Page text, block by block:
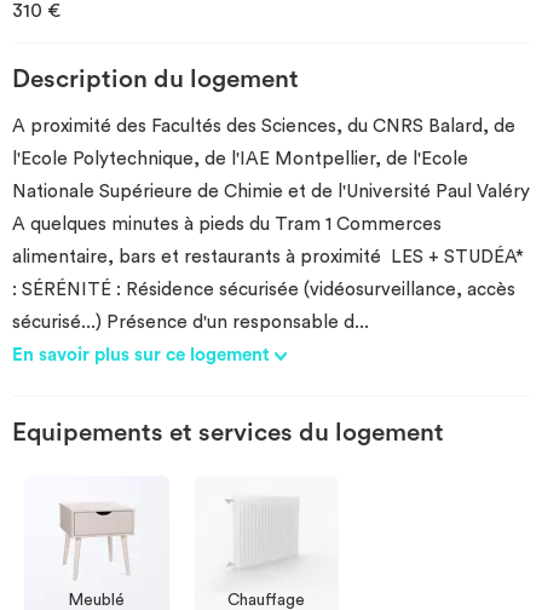
310 €
Description du logement
A proximité des Facultés des Sciences, du CNRS Balard, de
l'Ecole Polytechnique, de l'IAE Montpellier, de l'Ecole
Nationale Supérieure de Chimie et de l'Université Paul Valéry
A quelques minutes à pieds du Tram 1 Commerces
alimentaire, bars et restaurants à proximité LES + STUDÉA*
: SÉRÉNITÉ : Résidence sécurisée (vidéosurveillance, accès
sécurisé...) Présence d'un responsable d ...
En savoir plus sur ce logement
Equipements et services du logement
Meublé Chauffage